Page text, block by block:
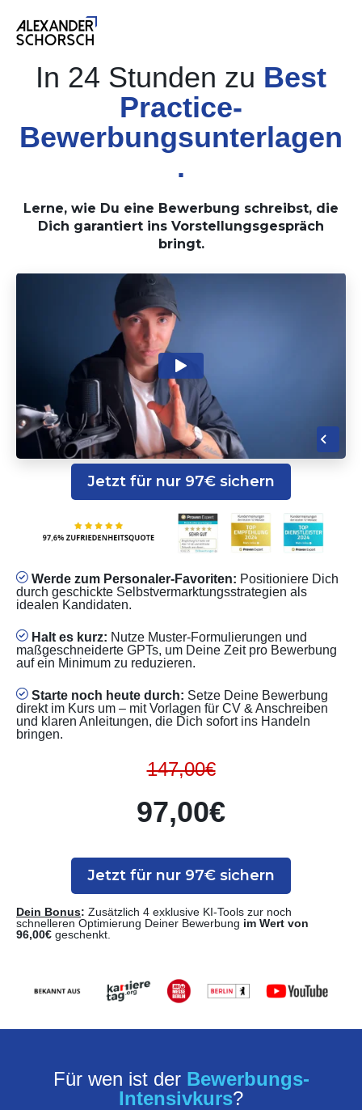
In 24 Stunden zu Best
Practice-
Bewerbungsunterlagen
.
Lerne, wie Du eine Bewerbung schreibst, die
Dich garantiert ins Vorstellungsgespräch
bringt.
Jetzt für nur 97€ sichern
Werde zum Personaler-Favoriten: Positioniere Dich
durch geschickte Selbstvermarktungsstrategien als
idealen Kandidaten.
Halt es kurz: Nutze Muster-Formulierungen und
maßgeschneiderte GPTs, um Deine Zeit pro Bewerbung
auf ein Minimum zu reduzieren.
Starte noch heute durch: Setze Deine Bewerbung
direkt im Kurs um – mit Vorlagen für CV & Anschreiben
und klaren Anleitungen, die Dich sofort ins Handeln
bringen.
147,00€
97,00€
Jetzt für nur 97€ sichern
Dein Bonus: Zusätzlich 4 exklusive KI-Tools zur noch
schnelleren Optimierung Deiner Bewerbung im Wert von
96,00€ geschenkt.
Für wen ist der Bewerbungs-
Intensivkurs?